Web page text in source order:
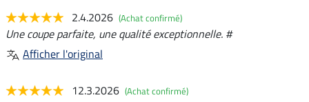
2.4.2026 (Achat confirmé)
Une coupe parfaite, une qualité exceptionnelle. #
Afficher l'original
12.3.2026 (Achat confirmé)